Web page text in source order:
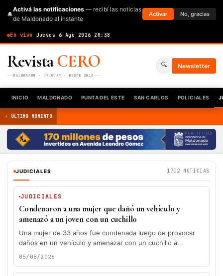
🔔
Activá las notificaciones — recibí las noticias
de Maldonado al instante
Activar No, gracias
En vivo · Jueves 6 Ago 2026 · 20:38
RevistaCERO
MALDONADO · URUGUAY · DESDE 2010
🔍 Newsletter
INICIO MALDONADO PUNTA DEL ESTE SAN CARLOS POLICIALES
⚡ ÚLTIMO MOMENTO
PUBLICIDAD
JUDICIALES 1702 NOTICIAS
JUDICIALES
Condenaron a una mujer que dañó un vehículo y
amenazó a un joven con un cuchillo
Una mujer de 33 años fue condenada luego de provocar
daños en un vehículo y amenazar con un cuchillo a...
05/08/2026